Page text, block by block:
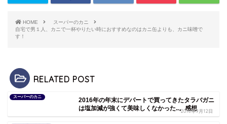
HOME
スーパーのカニ
自宅で男１人、カニで一杯やりたい時におすすめなのはカニ缶よりも、カニ味噌で
す！
RELATED POST
スーパーのカニ
2016年の年末にデパートで買ってきたタラバガニ
は塩加減が強くて美味しくなかった..。感想2018年9月12日